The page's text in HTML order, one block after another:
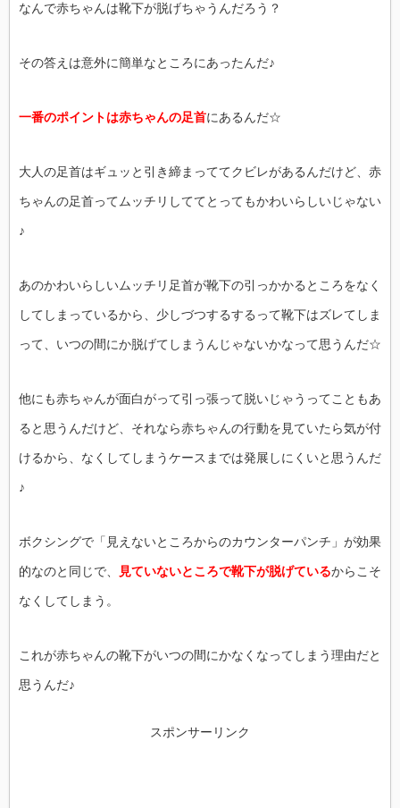
なんで赤ちゃんは靴下が脱げちゃうんだろう？
その答えは意外に簡単なところにあったんだ♪
一番のポイントは赤ちゃんの足首にあるんだ☆
大人の足首はギュッと引き締まっててクビレがあるんだけど、赤
ちゃんの足首ってムッチリしててとってもかわいらしいじゃない
♪
あのかわいらしいムッチリ足首が靴下の引っかかるところをなく
してしまっているから、少しづつするするって靴下はズレてしま
って、いつの間にか脱げてしまうんじゃないかなって思うんだ☆
他にも赤ちゃんが面白がって引っ張って脱いじゃうってこともあ
ると思うんだけど、それなら赤ちゃんの行動を見ていたら気が付
けるから、なくしてしまうケースまでは発展しにくいと思うんだ
♪
ボクシングで「見えないところからのカウンターパンチ」が効果
的なのと同じで、 見ていないところで靴下が脱げているからこそ
なくしてしまう。
これが赤ちゃんの靴下がいつの間にかなくなってしまう理由だと
思うんだ♪
スポンサーリンク